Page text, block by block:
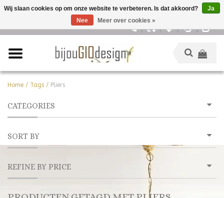
Home / Tags / Pliers
CATEGORIES
SORT BY
REFINE BY PRICE
Wij slaan cookies op om onze website te verbeteren. Is dat akkoord?
Ja
Nee
Meer over cookies »